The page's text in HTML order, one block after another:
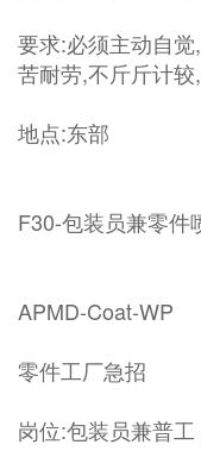
要求:必须主动自
苦耐劳,不斤斤计
地点:东部
F30-包装员兼零件
APMD-Coat-WP
零件工厂急招
岗位:包装员兼普